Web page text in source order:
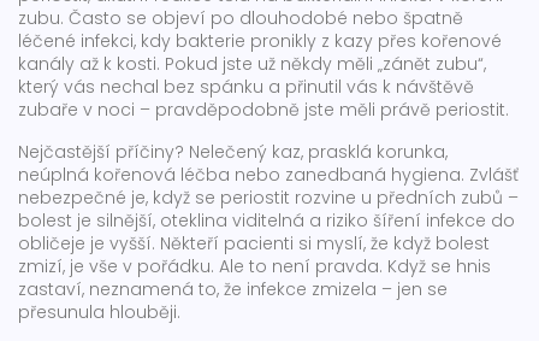
zubu. Často se objeví po dlouhodobé nebo špatně
léčené infekci, kdy bakterie pronikly z kazy přes kořenové
kanály až k kosti. Pokud jste už někdy měli „zánět zubu“,
který vás nechal bez spánku a přinutil vás k návštěvě
zubaře v noci – pravděpodobně jste měli právě periostit.
Nejčastější příčiny? Nelečený kaz, prasklá korunka,
neúplná kořenová léčba nebo zanedbaná hygiena. Zvlášť
nebezpečné je, když se periostit rozvine u předních zubů –
bolest je silnější, oteklina viditelná a riziko šíření infekce do
obličeje je vyšší. Někteří pacienti si myslí, že když bolest
zmizí, je vše v pořádku. Ale to není pravda. Když se hnis
zastaví, neznamená to, že infekce zmizela – jen se
přesunula hlouběji.